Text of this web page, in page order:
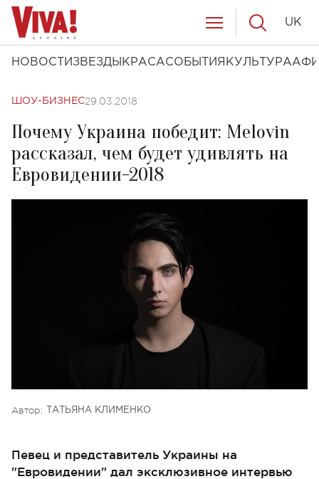
НОВОСТИ ЗВЕЗДЫ КРАСАСОБЫТИЯ КУЛЬТУРА
UK
ШОУ-БИЗНЕС29.03.2018
Почему Украина победит: Melovin
рассказал, чем будет удивлять на
Евровидении-2018
Автор: ТАТЬЯНА КЛИМЕНКО
Певец и представитель Украины на
"Евровидении" дал эксклюзивное интервью